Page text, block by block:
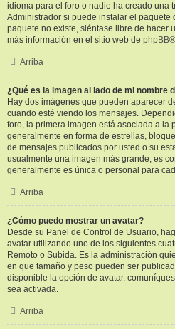
idioma para el foro o nadie ha creado una
Administrador si puede instalar el paquete
paquete no existe, siéntase libre de hacer
más información en el sitio web de phpBB®
Arriba
¿Qué es la imagen al lado de mi nombre
Hay dos imágenes que pueden aparecer
cuando esté viendo los mensajes.
foro, la primera imagen está asociada a la
generalmente en forma de estrellas,
de mensajes publicados por usted o su
usualmente una imagen más grande, es
generalmente es única o personal para
Arriba
¿Cómo puedo mostrar un avatar?
Desde su Panel de Control de Usuario,
avatar utilizando uno de los siguientes
Remoto o Subida. Es la administración
en que tamaño y peso pueden ser
disponible la opción de avatar,
sea activada.
Arriba